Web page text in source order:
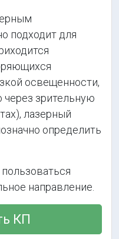
подходит для
освещенности,
через зрительную
лазерный
определить
направление.
КП